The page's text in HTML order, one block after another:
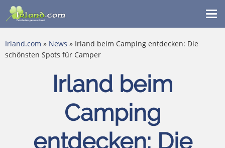
Irland.com » News » Irland beim Camping entdecken: Die
schönsten Spots für Camper
Irland beim
Camping
entdecken: Die